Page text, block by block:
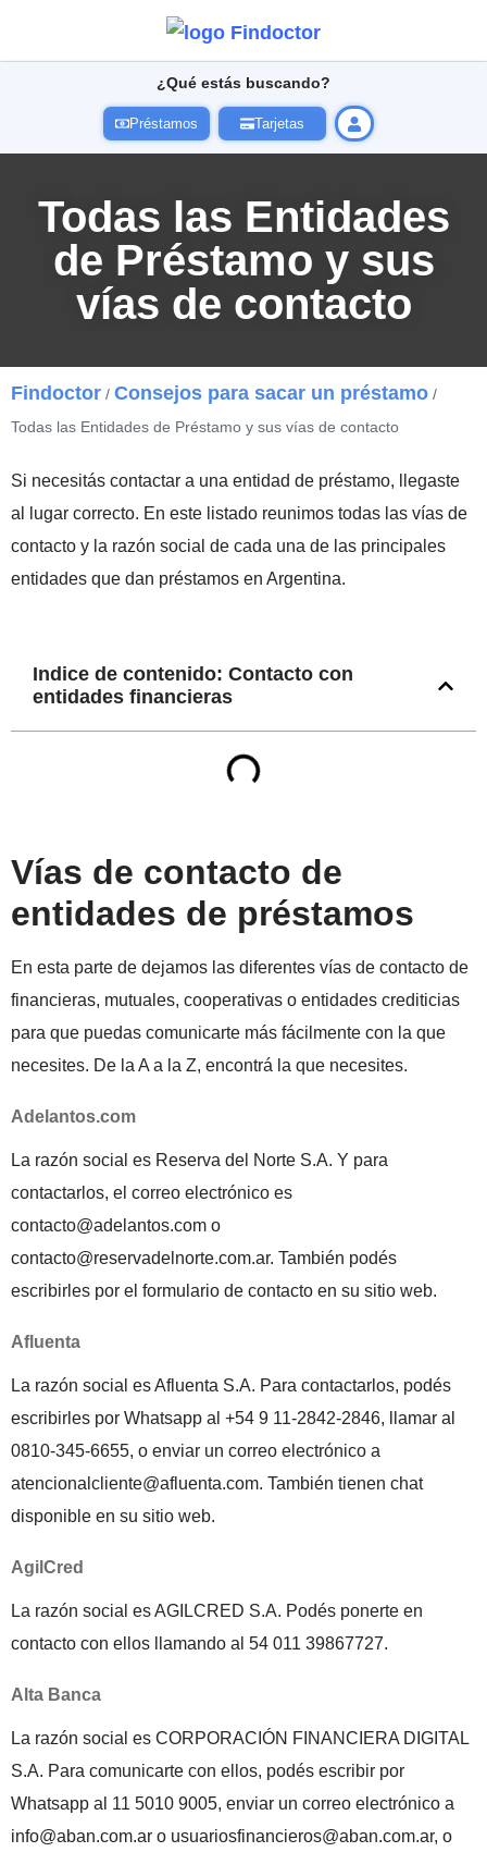
¿Qué estás buscando?
Préstamos Tarjetas
Todas las Entidades
de Préstamo y sus
vías de contacto
Findoctor / Consejos para sacar un préstamo /
Todas las Entidades de Préstamo y sus vías de contacto
Si necesitás contactar a una entidad de préstamo, llegaste
al lugar correcto. En este listado reunimos todas las vías de
contacto y la razón social de cada una de las principales
entidades que dan préstamos en Argentina.
Indice de contenido: Contacto con
entidades financieras
Vías de contacto de
entidades de préstamos
En esta parte de dejamos las diferentes vías de contacto de
financieras, mutuales, cooperativas o entidades crediticias
para que puedas comunicarte más fácilmente con la que
necesites. De la A a la Z, encontrá la que necesites.
Adelantos.com
La razón social es Reserva del Norte S.A. Y para
contactarlos, el correo electrónico es
contacto@adelantos.com o
contacto@reservadelnorte.com.ar. También podés
escribirles por el formulario de contacto en su sitio web.
Afluenta
La razón social es Afluenta S.A. Para contactarlos, podés
escribirles por Whatsapp al +54 9 11-2842-2846, llamar al
0810-345-6655, o enviar un correo electrónico a
atencionalcliente@afluenta.com. También tienen chat
disponible en su sitio web.
AgilCred
La razón social es AGILCRED S.A. Podés ponerte en
contacto con ellos llamando al 54 011 39867727.
Alta Banca
La razón social es CORPORACIÓN FINANCIERA DIGITAL
S.A. Para comunicarte con ellos, podés escribir por
Whatsapp al 11 5010 9005, enviar un correo electrónico a
info@aban.com.ar o usuariosfinancieros@aban.com.ar, o